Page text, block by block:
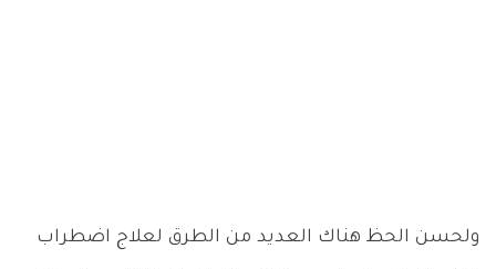
ولحسن الحظ هناك العديد من الطرق لعلاج اضطراب